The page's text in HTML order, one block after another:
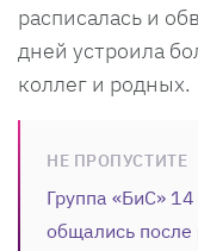
расписалась и
дней устроила
коллег и родных.
НЕ ПРОПУСТИТЕ
Группа «БиС»
общались